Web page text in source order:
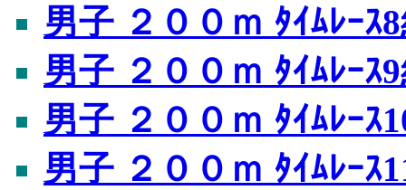
男子 ２００ｍ ﾀｲﾑﾚｰｽ
男子 ２００ｍ ﾀｲﾑﾚｰｽ
男子 ２００ｍ ﾀｲﾑﾚｰｽ
男子 ２００ｍ ﾀｲﾑﾚｰｽ